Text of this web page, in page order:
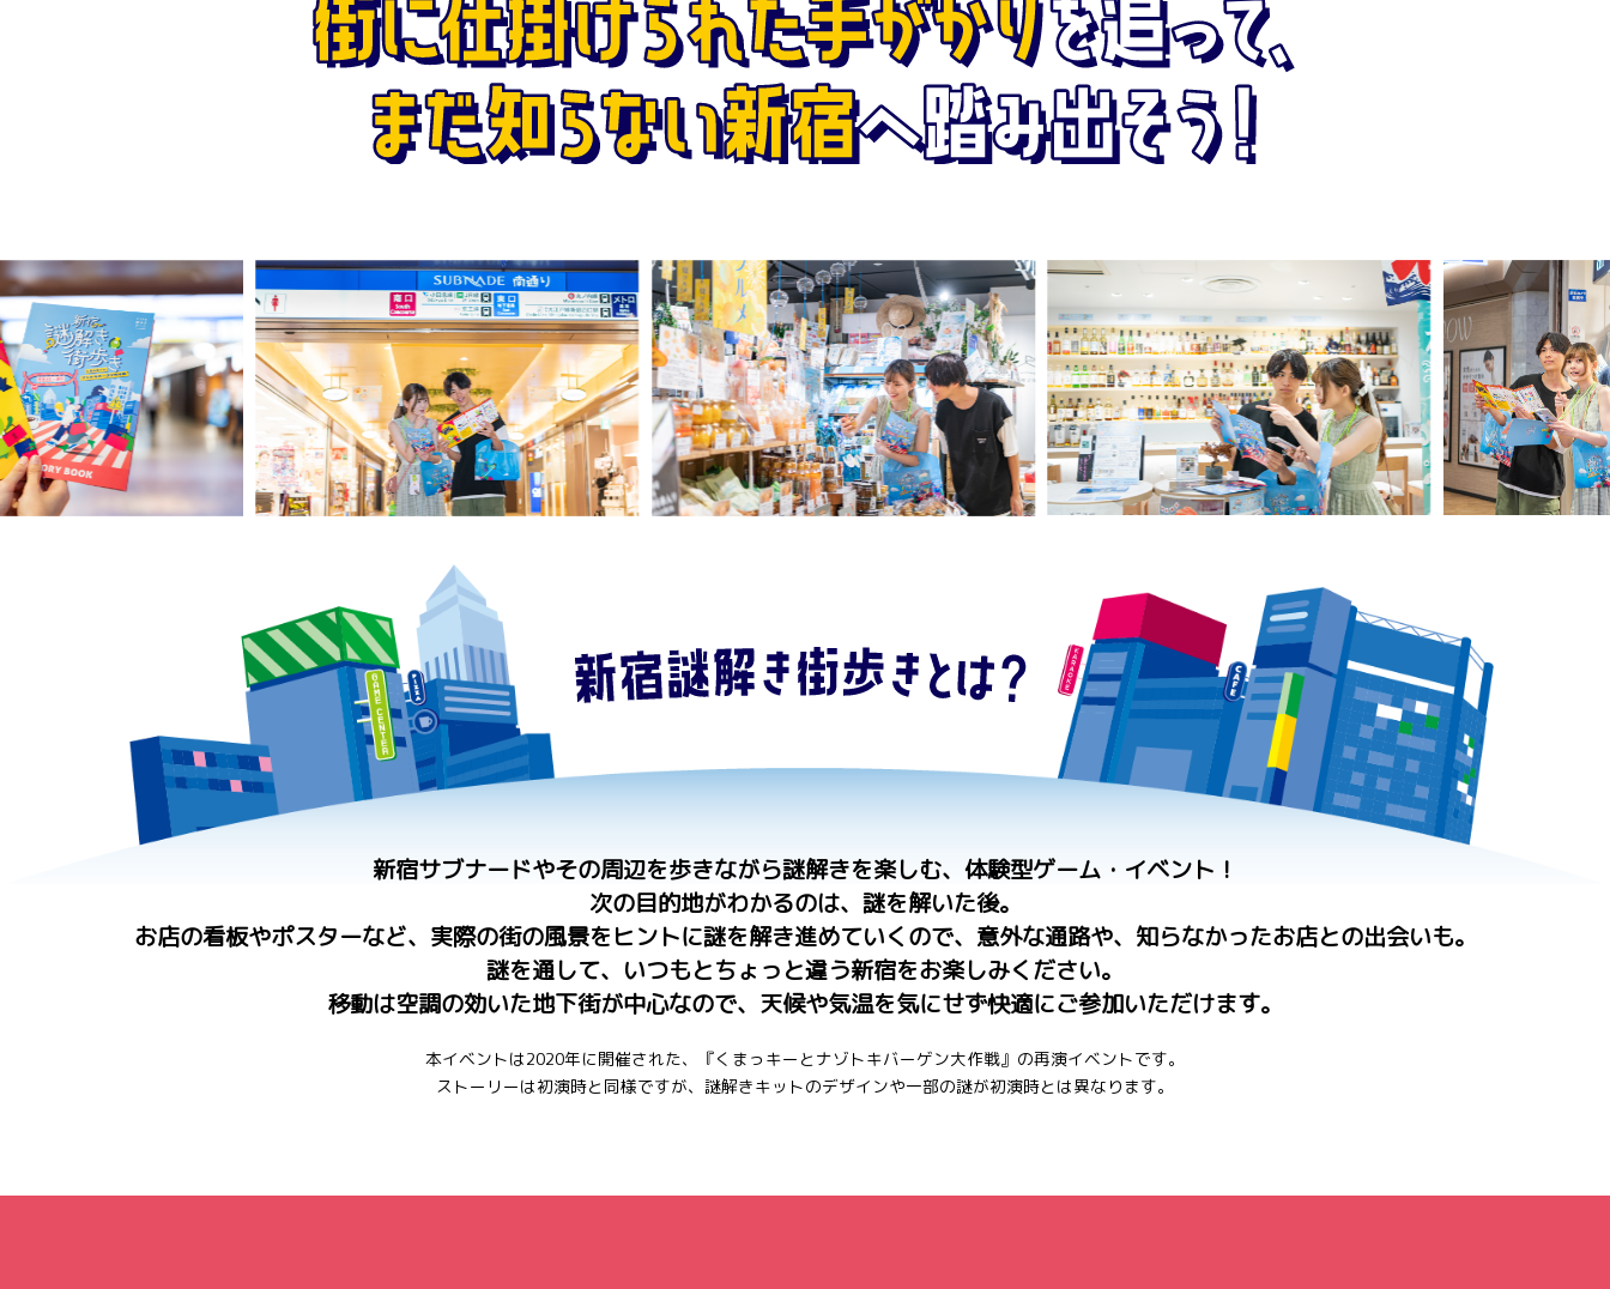
新宿サブナードやその周辺を歩きながら謎解きを楽しむ、体験型ゲーム・イベント！
次の目的地がわかるのは、謎を解いた後。
お店の看板やポスターなど、実際の街の風景をヒントに謎を解き進めていくので、意外な通路や、知らなかったお店との出会いも。
謎を通して、いつもとちょっと違う新宿をお楽しみください。
移動は空調の効いた地下街が中心なので、天候や気温を気にせず快適にご参加いただけます。
本イベントは2020年に開催された、『くまっキーとナゾトキバーゲン大作戦』の再演イベントです。
ストーリーは初演時と同様ですが、謎解きキットのデザインや一部の謎が初演時とは異なります。